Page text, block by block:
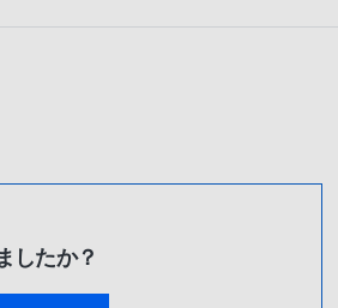
したか？